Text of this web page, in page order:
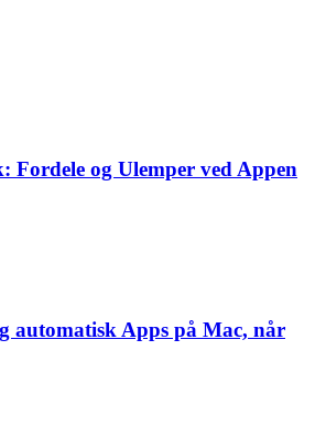
Fordele og Ulemper ved Appen
automatisk Apps på Mac, når